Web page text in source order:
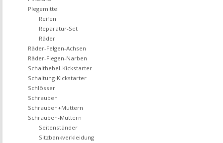
Plegemittel
Reifen
Reparatur-Set
Räder
Räder-Felgen-Achsen
Räder-Flegen-Narben
Schalthebel-Kickstarter
Schaltung-Kickstarter
Schlösser
Schrauben
Schrauben+Muttern
Schrauben-Muttern
Seitenständer
Sitzbankverkleidung